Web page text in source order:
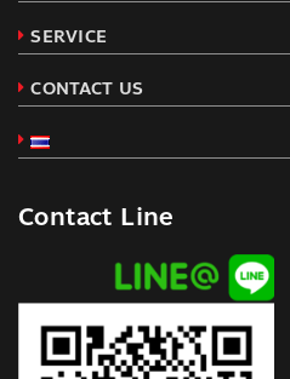
SERVICE
CONTACT US
Contact Line